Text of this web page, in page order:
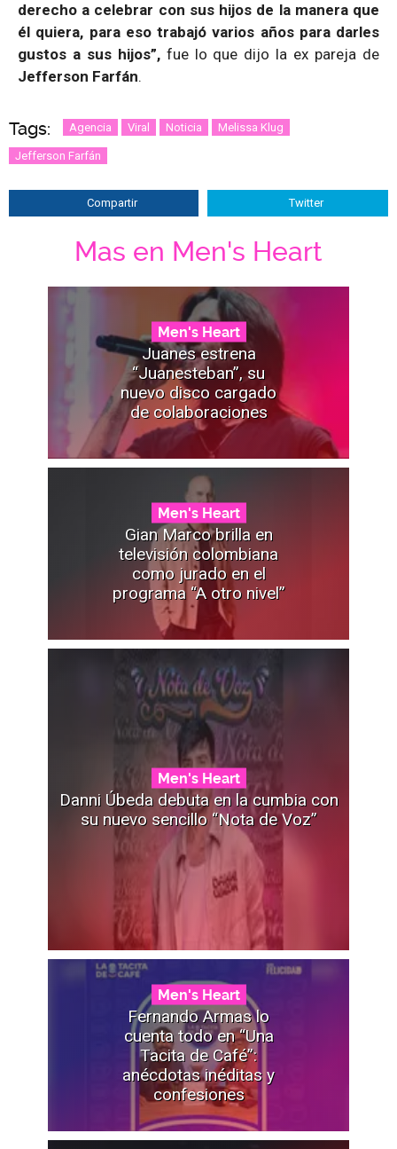
derecho a celebrar con sus hijos de la manera que
él quiera, para eso trabajó varios años para darles
gustos a sus hijos”,fue lo que dijo la ex pareja de
Jefferson Farfán.
Tags: Agencia Viral Noticia Melissa Klug
Jefferson Farfán
Compartir Twitter
Mas en Men's Heart
Men's Heart
Juanes estrena
“Juanesteban”, su
nuevo disco cargado
de colaboraciones
Men's Heart
Gian Marco brilla en
televisión colombiana
como jurado en el
programa “A otro nivel”
Men's Heart
Danni Úbeda debuta en la cumbia con
su nuevo sencillo “Nota de Voz”
Men's Heart
Fernando Armas lo
cuenta todo en “Una
Tacita de Café”:
anécdotas inéditas y
confesiones